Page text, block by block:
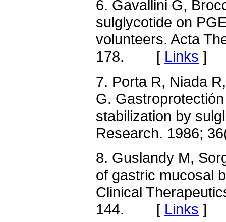
6. Gavallini G,
sulglycotide on
volunteers. Acta
178. [ Links ]
7. Porta R, Niada
G.
stabilization by
Research. 1986;
8. Guslandy M,
of gastric mucosal
Clinical
144. [ Links ]